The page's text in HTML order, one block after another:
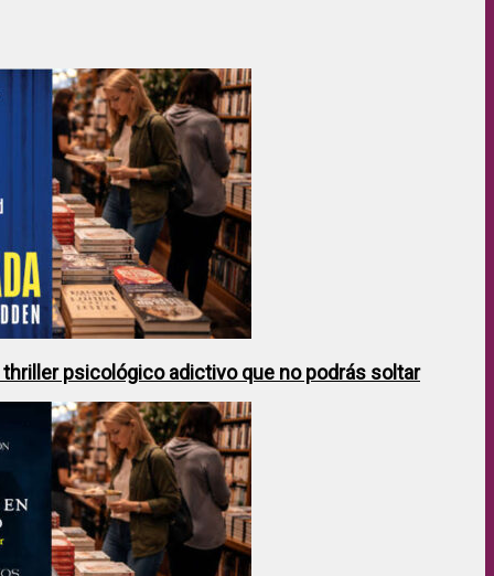
thriller psicológico adictivo que no podrás soltar